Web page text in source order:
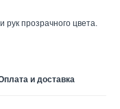
прозрачного цвета.
и доставка